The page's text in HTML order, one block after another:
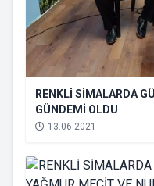
RENKLİ SİMALARDA
GÜNDEMİ OLDU
13.06.2021